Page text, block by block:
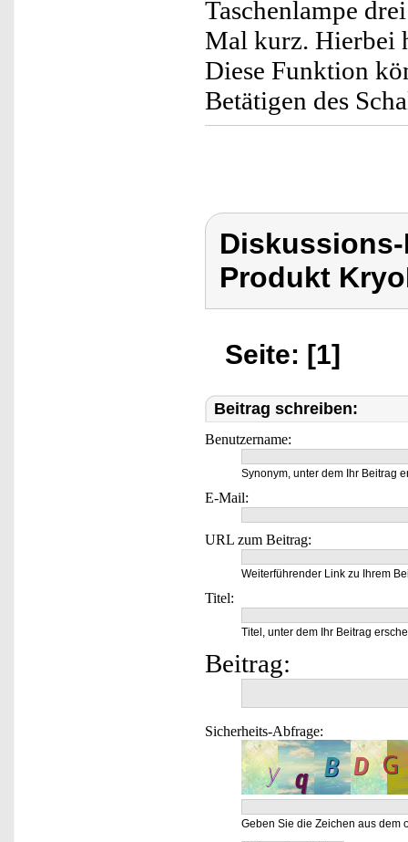
Taschenlampe
Mal kurz. Hierbei
Diese Funktion
Betätigen des
Produkt
Seite: [1]
Beitrag schreiben:
Benutzername:
Synonym, unter dem Ihr Beitrag
E-Mail:
URL zum Beitrag:
Weiterführender Link zu Ihrem
Titel:
Titel, unter dem Ihr Beitrag
Beitrag:
Sicherheits-Abfrage:
Geben Sie die Zeichen aus dem